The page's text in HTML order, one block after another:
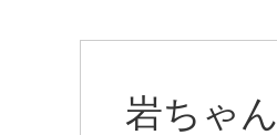
岩ちゃ